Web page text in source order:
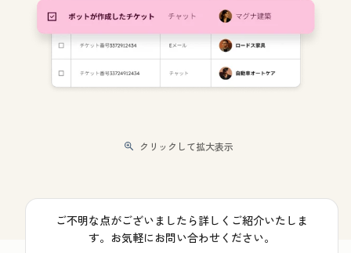
クリックして拡大表示
ご不明な点がございましたら詳しくご紹介いたしま
す。お気軽にお問い合わせください。